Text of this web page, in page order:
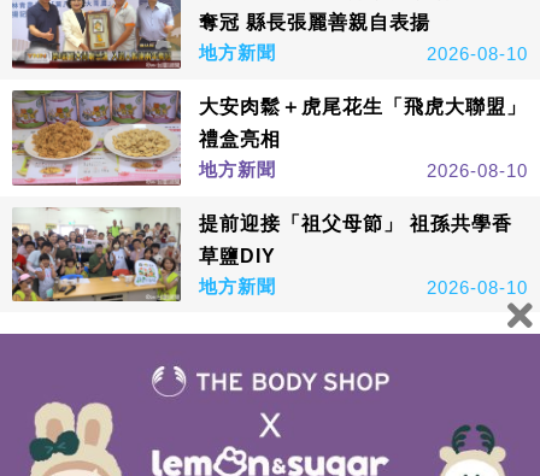
奪冠 縣長張麗善親自表揚
地方新聞
2026-08-10
大安肉鬆＋虎尾花生「飛虎大聯盟」
禮盒亮相
地方新聞
2026-08-10
提前迎接「祖父母節」 祖孫共學香
草鹽DIY
地方新聞
2026-08-10
鑫傳國際多媒體科技股份有限公司版權所有，非經授權，請